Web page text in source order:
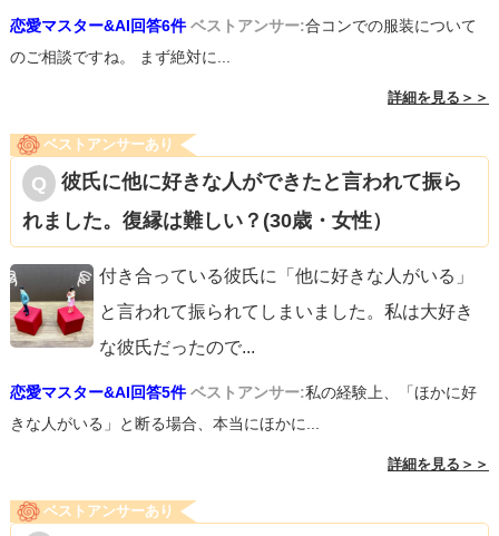
恋愛マスター&AI回答6件 ベストアンサー:合コンでの服装について
のご相談ですね。 まず絶対に...
詳細を見る＞＞
ベストアンサーあり
彼氏に他に好きな人ができたと言われて振ら
れました。復縁は難しい？(30歳・女性）
付き合っている彼氏に「他に好きな人がいる」
と言われて振られてしまいました。私は大好き
な彼氏だったので...
恋愛マスター&AI回答5件 ベストアンサー:私の経験上、「ほかに好
きな人がいる」と断る場合、本当にほかに...
詳細を見る＞＞
ベストアンサーあり